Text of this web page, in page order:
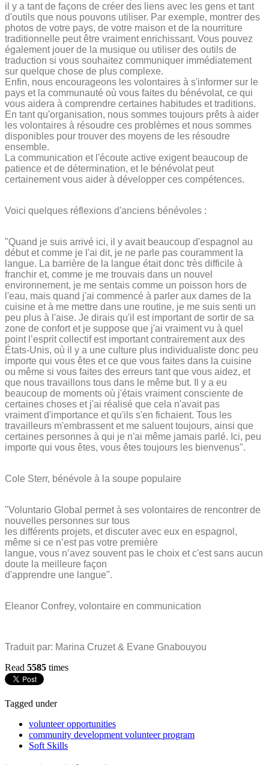
il y a tant de façons de créer des liens avec les gens et tant
d'outils que nous pouvons utiliser. Par exemple, montrer des
photos de votre pays, de votre maison et de la nourriture
traditionnelle peut être vraiment enrichissant. Vous pouvez
également jouer de la musique ou utiliser des outils de
traduction si vous souhaitez communiquer immédiatement
sur quelque chose de plus complexe.
Enfin, nous encourageons les volontaires à s'informer sur le
pays et la communauté où vous faites du bénévolat, ce qui
vous aidera à comprendre certaines habitudes et traditions.
En tant qu'organisation, nous sommes toujours prêts à aider
les volontaires à résoudre ces problèmes et nous sommes
disponibles pour trouver des moyens de les résoudre
ensemble.
La communication et l'écoute active exigent beaucoup de
patience et de détermination, et le bénévolat peut
certainement vous aider à développer ces compétences.
Voici quelques réflexions d'anciens bénévoles :
"Quand je suis arrivé ici, il y avait beaucoup d'espagnol au
début et comme je l'ai dit, je ne parle pas couramment la
langue. La barrière de la langue était donc très difficile à
franchir et, comme je me trouvais dans un nouvel
environnement, je me sentais comme un poisson hors de
l'eau, mais quand j'ai commencé à parler aux dames de la
cuisine et à me mettre dans une routine, je me suis senti un
peu plus à l'aise. Je dirais qu'il est important de sortir de sa
zone de confort et je suppose que j'ai vraiment vu à quel
point l’esprit collectif est important contrairement aux des
États-Unis, où il y a une culture plus individualiste donc peu
importe qui vous êtes et ce que vous faites dans la cuisine
ou même si vous faites des erreurs tant que vous aidez, et
que nous travaillons tous dans le même but. Il y a eu
beaucoup de moments où j'étais vraiment consciente de
certaines choses et j'ai réalisé que cela n'avait pas
vraiment d'importance et qu'ils s'en fichaient. Tous les
travailleurs m'embrassent et me saluent toujours, ainsi que
certaines personnes à qui je n'ai même jamais parlé. Ici, peu
importe qui vous êtes, vous êtes toujours les bienvenus".
Cole Sterr, bénévole à la soupe populaire
"Voluntario Global permet à ses volontaires de rencontrer de
nouvelles personnes sur tous
les différents projets, et discuter avec eux en espagnol,
même si ce n’est pas votre première
langue, vous n’avez souvent pas le choix et c'est sans aucun
doute la meilleure façon
d'apprendre une langue".
Eleanor Confrey, volontaire en communication
Traduit par: Marina Cruzet & Evane Gnabouyou
Read 5585 times
Tagged under
volunteer opportunities
community development volunteer program
Soft Skills